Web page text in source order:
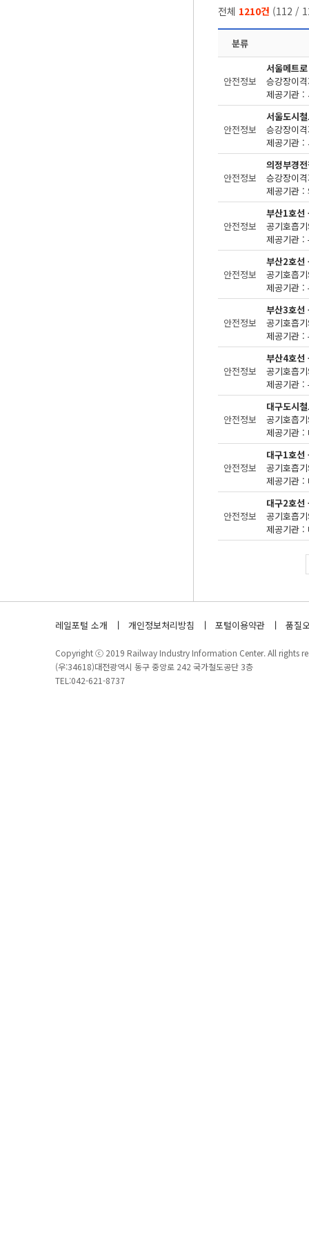
전체 1210건 (112 /
분류
안전정보
서울메트
승강장이
제공기관 :
안전정보
서울도시
승강장이
제공기관 :
안전정보
의정부경
승강장이
제공기관 :
안전정보
부산1호선
공기호흡
제공기관 :
안전정보
부산2호선
공기호흡
제공기관 :
안전정보
부산3호선
공기호흡
제공기관 :
안전정보
부산4호선
공기호흡
제공기관 :
안전정보
대구도시
공기호흡
제공기관 :
안전정보
대구1호선
공기호흡
제공기관 :
안전정보
대구2호선
공기호흡
제공기관 :
레일포털 소개 개인정보처리방침 포털이용약관 품질
Copyright ⓒ 2019 Railway Industry Information Center. All rights
(우:34618)대전광역시 동구 중앙로 242 국가철도공단 3층
TEL:042-621-8737